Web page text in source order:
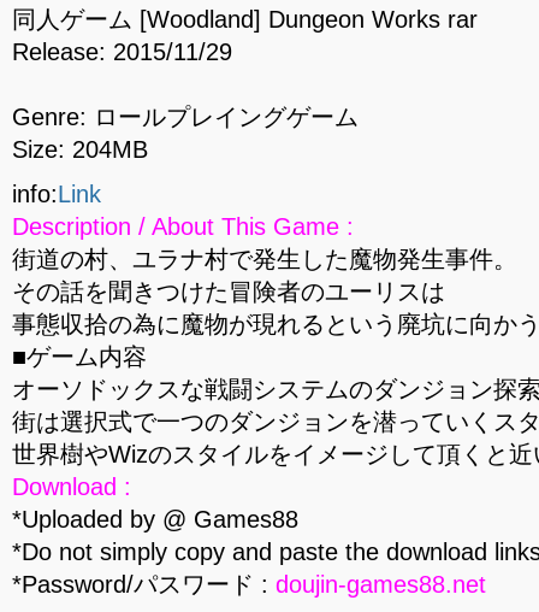
同人ゲーム [Woodland] Dungeon Works rar
Release: 2015/11/29
Genre: ロールプレイングゲーム
Size: 204MB
info:Link
Description / About This Game :
街道の村、ユラナ村で発生した魔物発生事件。
その話を聞きつけた冒険者のユーリスは
事態収拾の為に魔物が現れるという廃坑に向
■ゲーム内容
オーソドックスな戦闘システムのダンジョン探
街は選択式で一つのダンジョンを潜っていくス
世界樹やWizのスタイルをイメージして頂くと
Download :
*Uploaded by @ Games88
*Do not simply copy and paste the download
*Password/パスワード : doujin-games88.net